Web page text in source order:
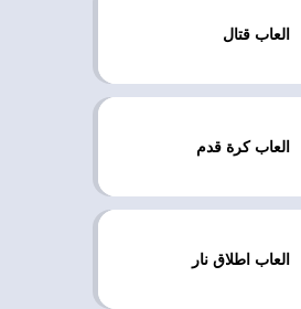
العاب قتال
العاب كرة قدم
العاب اطلاق نار